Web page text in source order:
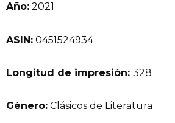
Año: 2021
ASIN: 0451524934
Longitud de impresión: 328
Género: Clásicos de Literatura